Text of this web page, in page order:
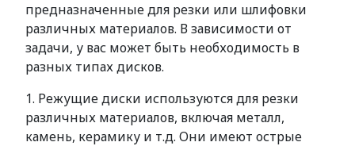
предназначенные для резки или шлифовки
различных материалов. В зависимости от
задачи, у вас может быть необходимость в
разных типах дисков.
1. Режущие диски используются для резки
различных материалов, включая металл,
камень, керамику и т.д. Они имеют острые